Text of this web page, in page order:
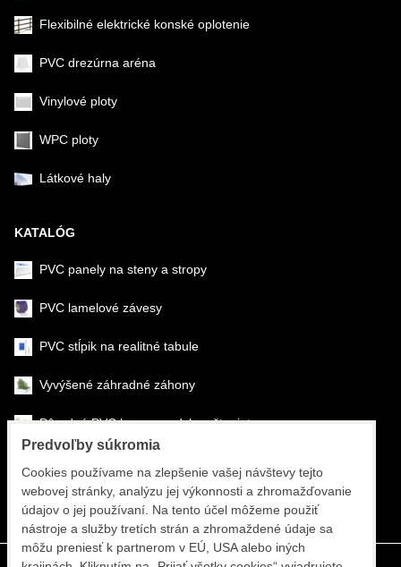
Flexibilné elektrické konské oplotenie
PVC drezúrna aréna
Vinylové ploty
WPC ploty
Látkové haly
KATALÓG
PVC panely na steny a stropy
PVC lamelové závesy
PVC stĺpik na realitné tabule
Vyvýšené záhradné záhony
Pôrodné PVC boxy na odchov šteniat
Športové systémy
Predvoľby súkromia
Cookies používame na zlepšenie vašej návštevy tejto
webovej stránky, analýzu jej výkonnosti a zhromažďovanie
údajov o jej používaní. Na tento účel môžeme použiť
nástroje a služby tretích strán a zhromaždené údaje sa
môžu preniesť k partnerom v EÚ, USA alebo iných